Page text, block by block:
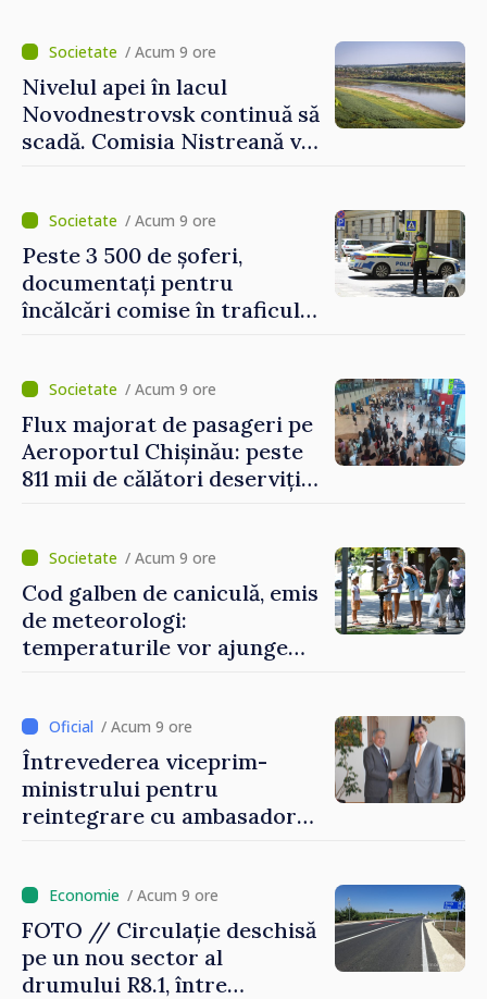
reprezentanta rezidentă a
PNUD în Republica Moldova,
Daniela Gasparikova
/ Acum 9 ore
Nivelul apei în lacul
Novodnestrovsk continuă să
scadă. Comisia Nistreană va
/ Acum 9 ore
Peste 3 500 de șoferi,
documentați pentru
încălcări comise în traficul
/ Acum 9 ore
Flux majorat de pasageri pe
Aeroportul Chișinău: peste
811 mii de călători deserviți
/ Acum 9 ore
Cod galben de caniculă, emis
de meteorologi:
temperaturile vor ajunge
/ Acum 9 ore
Întrevederea viceprim-
ministrului pentru
reintegrare cu ambasadorul
/ Acum 9 ore
FOTO // Circulație deschisă
pe un nou sector al
drumului R8.1, între